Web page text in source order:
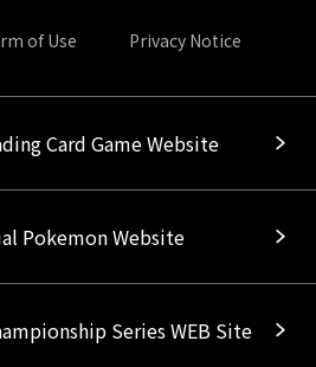
of Use Privacy Notice
Card Game Website
Pokemon Website
Series WEB Site